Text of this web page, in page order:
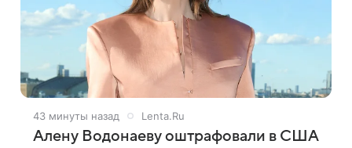
43 минуты назад Lenta.Ru
Алену Водонаеву оштрафовали в США